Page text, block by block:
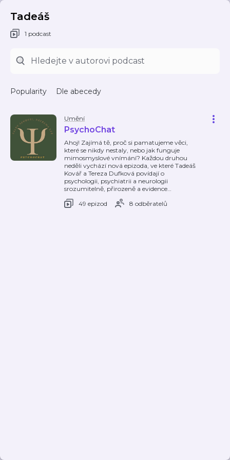
Tadeáš
1 podcast
Popularity Dle abecedy
Umění
PsychoChat
Ahoj! Zajímá tě, proč si pamatujeme věci,
které se nikdy nestaly, nebo jak funguje
mimosmyslové vnímání? Každou druhou
neděli vychází nová epizoda, ve které Tadeáš
Kovář a Tereza Dufková povídají o
psychologii, psychiatrii a neurologii
srozumitelně, přirozeně a evidence…
49 epizod
8 odběratelů